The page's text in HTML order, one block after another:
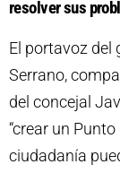
resolver sus
El portavoz del
Serrano,
del concejal
“crear un
ciudadanía